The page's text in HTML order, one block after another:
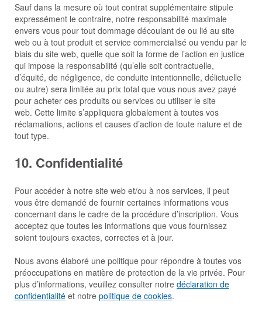
Sauf dans la mesure où tout contrat supplémentaire stipule
expressément le contraire, notre responsabilité maximale
envers vous pour tout dommage découlant de ou lié au site
web ou à tout produit et service commercialisé ou vendu par le
biais du site web, quelle que soit la forme de l’action en justice
qui impose la responsabilité (qu’elle soit contractuelle,
d’équité, de négligence, de conduite intentionnelle, délictuelle
ou autre) sera limitée au prix total que vous nous avez payé
pour acheter ces produits ou services ou utiliser le site
web. Cette limite s’appliquera globalement à toutes vos
réclamations, actions et causes d’action de toute nature et de
tout type.
10. Confidentialité
Pour accéder à notre site web et/ou à nos services, il peut
vous être demandé de fournir certaines informations vous
concernant dans le cadre de la procédure d’inscription. Vous
acceptez que toutes les informations que vous fournissez
soient toujours exactes, correctes et à jour.
Nous avons élaboré une politique pour répondre à toutes vos
préoccupations en matière de protection de la vie privée. Pour
plus d’informations, veuillez consulter notre déclaration de
confidentialité et notre politique de cookies.